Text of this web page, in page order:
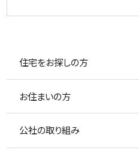
住宅をお探しの方
お住まいの方
公社の取り組み